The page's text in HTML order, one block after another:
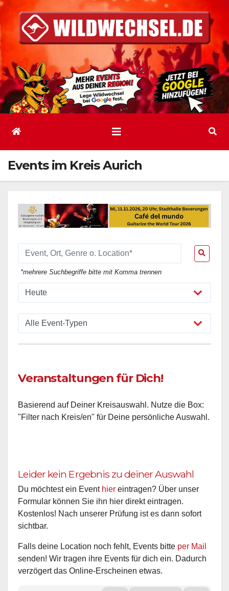
Inhalt
springen
Events im Kreis Aurich
*mehrere Suchbegriffe bitte mit Komma trennen
Veranstaltungen für Dich!
Basierend auf Deiner Kreisauswahl. Nutze die Box:
"Filter nach Kreis/en" für Deine persönliche Auswahl.
Leider kein Ergebnis zu deiner Auswahl
Du möchtest ein Event hier eintragen? Über unser
Formular können Sie ihn hier direkt eintragen.
Kostenlos! Nach unserer Prüfung ist es dann sofort
sichtbar.
Falls deine Location noch fehlt, Events bitte per Mail
senden! Wir tragen ihre Events für dich ein. Dadurch
verzögert das Online-Erscheinen etwas.